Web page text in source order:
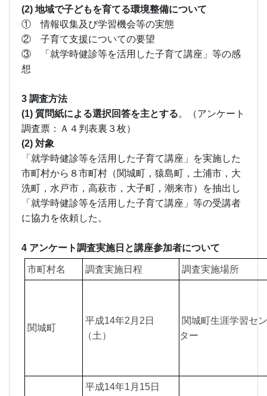
(2) 地域で子どもを育てる環境整備について
① 情報収集及び学習機会等の実態
② 子育て支援についての要望
③ 「就学時健診等を活用した子育て講座」等の感
想
3 調査方法
(1) 質問紙による選択回答を主とする。（アンケート
調査票：Ａ４判表裏３枚）
(2) 対象
「就学時健診等を活用した子育て講座」を実施した
市町村から８市町村（関城町，猿島町，土浦市，大
洗町，水戸市，高萩市，大子町，潮来市）を抽出し
「就学時健診等を活用した子育て講座」等の受講者
に協力を依頼した。
4 アンケート調査実施日と講座参加者について
市町村名 調査実施日程 調査実施場所
関城町
平成14年2月2日
（土）
関城町生涯学習セン
ター
平成14年1月15日